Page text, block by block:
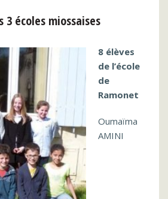
3 écoles miossaises
8 élèves
de l’école
de
Ramonet
Oumaïma
AMINI